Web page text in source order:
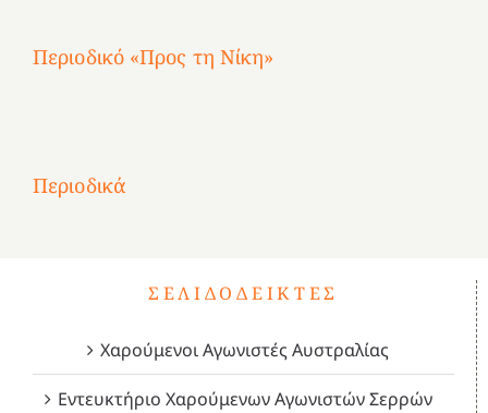
Περιοδικό «Προς τη Νίκη»
Περιοδικά
1821
Δεκέμβριος
2023!
Μάιος
2023!
Μάρτιος
2023!
ΣΕΛΙΔΟΔΕΊΚΤΕΣ
Χαρούμενοι Αγωνιστές Αυστραλίας
Εντευκτήριο Χαρούμενων Αγωνιστών Σερρών